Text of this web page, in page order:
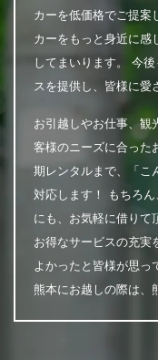
カーを低価格でご提案
カーをもっと身近に感
してまいります。 今
スを提供し、皆様に愛
お引越しやお仕事、観
客様のニーズに合った
期レンタルまで、「こ
対応します！ もちろ
にも、お気軽に借りて
お得なサービスの充実
よかったと皆様が思っ
熊本にお越しの際は、